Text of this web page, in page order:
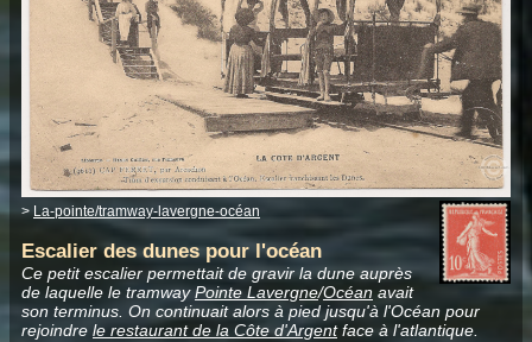
> La-pointe/tramway-lavergne-océan
Escalier des dunes pour l'océan
Ce petit escalier permettait de gravir la dune auprès
de laquelle le tramwayPointe Lavergne/Océan avait
son terminus. On continuait alors à pied jusqu'à l'Océan pour
rejoindre le restaurant de la Côte d'Argentface à l'atlantique.